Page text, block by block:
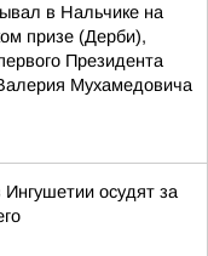
в Нальчике на
призе (Дерби),
Президента
Мухамедовича
осудят за